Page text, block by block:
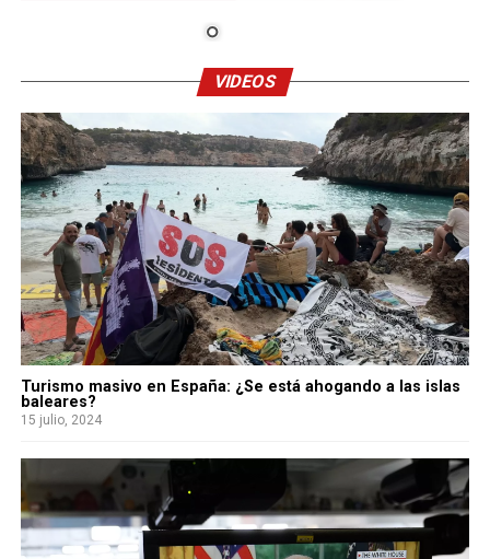
VIDEOS
Turismo masivo en España: ¿Se está ahogando a las islas
baleares?
15 julio, 2024